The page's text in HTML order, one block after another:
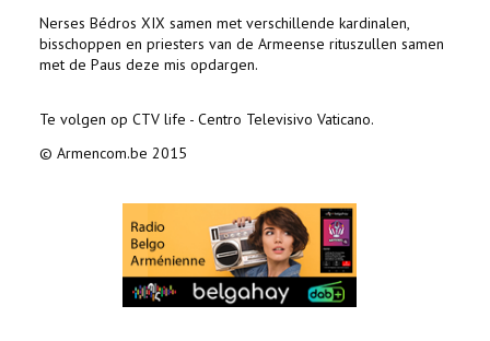
Nerses Bédros XIX samen met verschillende kardinalen,
bisschoppen en priesters van de Armeense rituszullen samen
met de Paus deze mis opdargen.
Te volgen op CTV life - Centro Televisivo Vaticano.
© Armencom.be 2015